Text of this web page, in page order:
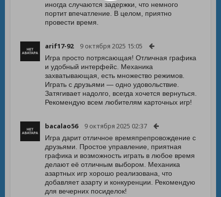
иногда случаются задержки, что немного
портит впечатление. В целом, приятно
провести время.
arif17-92 9 октября 2025 15:05
Игра просто потрясающая! Отличная графика
и удобный интерфейс. Механика
захватывающая, есть множество режимов.
Играть с друзьями — одно удовольствие.
Затягивает надолго, всегда хочется вернуться.
Рекомендую всем любителям карточных игр!
bacalao56 9 октября 2025 02:37
Игра дарит отличное времяпрепровождение с
друзьями. Простое управление, приятная
графика и возможность играть в любое время
делают её отличным выбором. Механика
азартных игр хорошо реализована, что
добавляет азарту и конкуренции. Рекомендую
для вечерних посиделок!